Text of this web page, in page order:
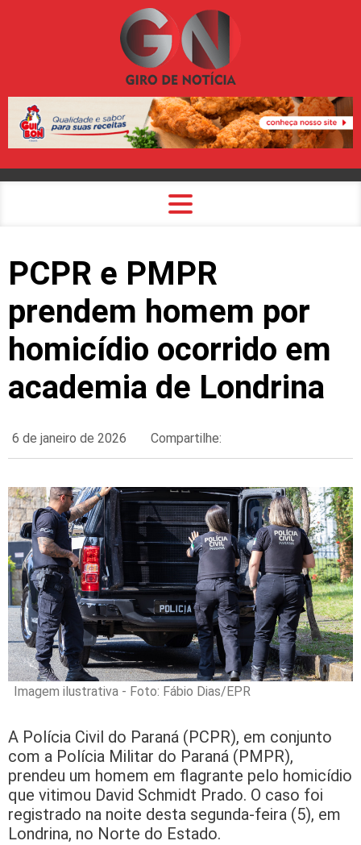
PCPR e PMPR
prendem homem por
homicídio ocorrido em
academia de Londrina
6 de janeiro de 2026 Compartilhe:
Imagem ilustrativa - Foto: Fábio Dias/EPR
A Polícia Civil do Paraná (PCPR), em conjunto
com a Polícia Militar do Paraná (PMPR),
prendeu um homem em flagrante pelo homicídio
que vitimou David Schmidt Prado. O caso foi
registrado na noite desta segunda-feira (5), em
Londrina, no Norte do Estado.